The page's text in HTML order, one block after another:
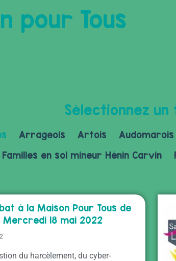
pour Tous
Sélectionnez
Arrageois Artois Audomarois
Familles en sol mineur Hénin Carvin
à la Maison Pour Tous de
Mercredi 18 mai 2022
du harcèlement, du cyber-